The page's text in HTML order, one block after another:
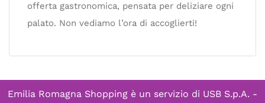
offerta gastronomica, pensata per deliziare ogni
palato. Non vediamo l’ora di accoglierti!
Emilia Romagna Shopping è un servizio di USB S.p.A. -